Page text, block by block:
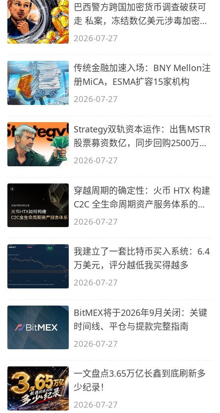
巴西警方跨国加密货币调查破获可
走 私案，冻结数亿美元涉毒加密资
产
2026-07-27
传统金融加速入场：BNY Mellon注
册MiCA，ESMA扩容15家机构
2026-07-27
Strategy双轨资本运作：出售MSTR
股票募资数亿，同步回购2500万美
元STRC
2026-07-27
穿越周期的确定性：火币 HTX 构建
C2C 全生命周期资产服务体系的过
程
2026-07-27
我建立了一套比特币买入系统：6.4
万美元，评分越低我买得越多
2026-07-27
BitMEX将于2026年9月关闭：关键
时间线、平仓与提款完整指南
2026-07-27
一文盘点3.65万亿长鑫到底刷新多
少纪录！
2026-07-27